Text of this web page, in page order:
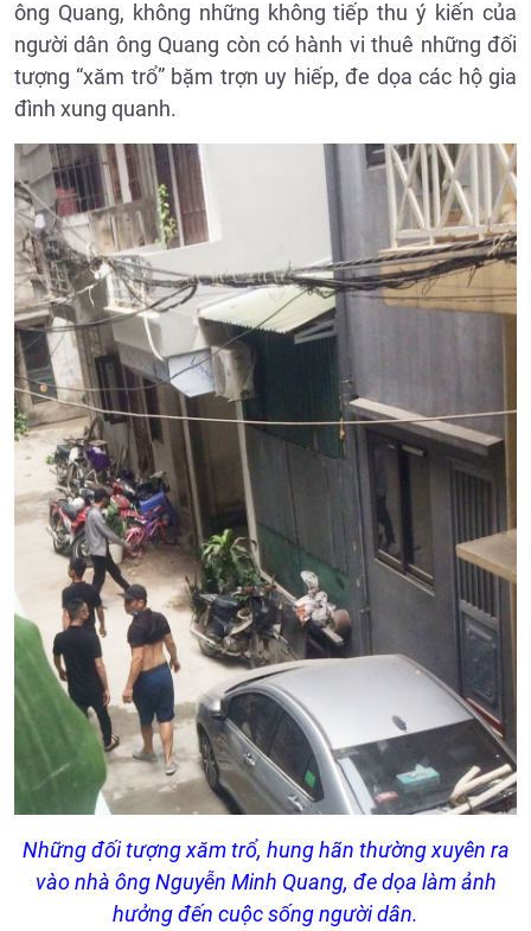
ông Quang, không những không tiếp thu ý kiến của
người dân ông Quang còn có hành vi thuê những đối
tượng “xăm trổ” bặm trợn uy hiếp, đe dọa các hộ gia
đình xung quanh.
Những đối tượng xăm trổ, hung hãn thường xuyên ra
vào nhà ông Nguyễn Minh Quang, đe dọa làm ảnh
hưởng đến cuộc sống người dân.